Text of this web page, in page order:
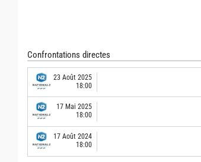
Confrontations directes
23 Août 2025
18:00
17 Mai 2025
18:00
17 Août 2024
18:00